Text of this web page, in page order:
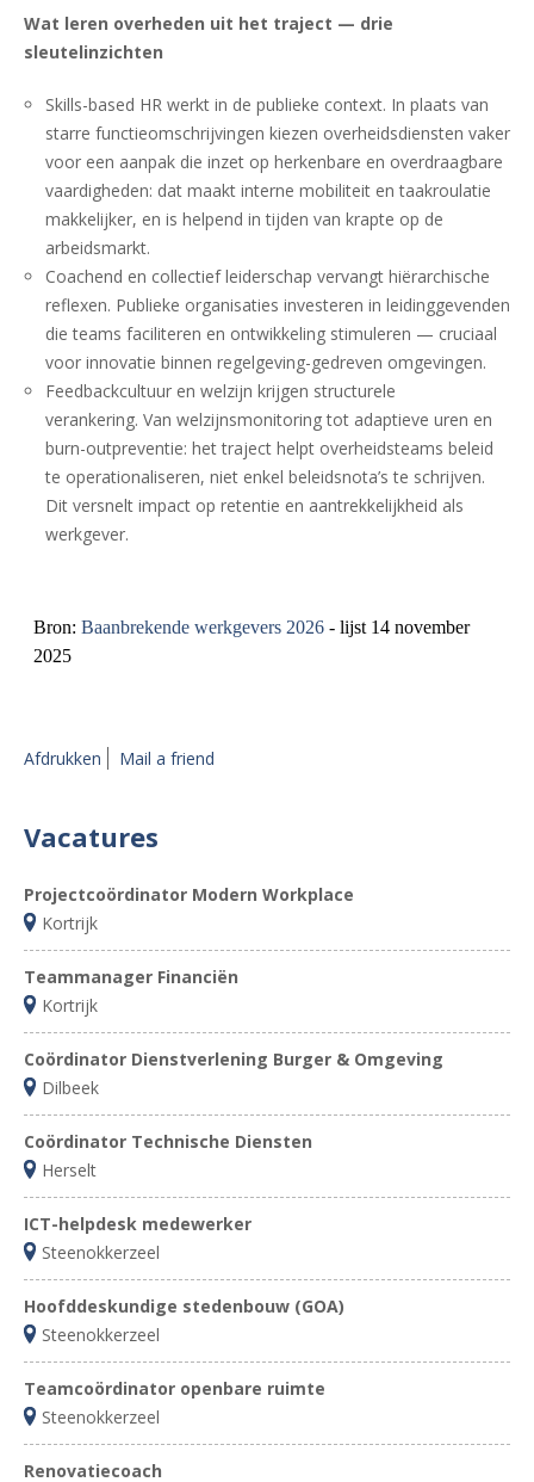
Wat leren overheden uit het traject — drie
sleutelinzichten
Skills-based HR werkt in de publieke context. In plaats van
starre functieomschrijvingen kiezen overheidsdiensten vaker
voor een aanpak die inzet op herkenbare en overdraagbare
vaardigheden: dat maakt interne mobiliteit en taakroulatie
makkelijker, en is helpend in tijden van krapte op de
arbeidsmarkt.
Coachend en collectief leiderschap vervangt hiërarchische
reflexen. Publieke organisaties investeren in leidinggevenden
die teams faciliteren en ontwikkeling stimuleren — cruciaal
voor innovatie binnen regelgeving-gedreven omgevingen.
Feedbackcultuur en welzijn krijgen structurele
verankering. Van welzijnsmonitoring tot adaptieve uren en
burn-outpreventie: het traject helpt overheidsteams beleid
te operationaliseren, niet enkel beleidsnota’s te schrijven.
Dit versnelt impact op retentie en aantrekkelijkheid als
werkgever.
Bron: Baanbrekende werkgevers 2026 - lijst 14 november
2025
Afdrukken Mail a friend
Vacatures
Projectcoördinator Modern Workplace
Kortrijk
Teammanager Financiën
Kortrijk
Coördinator Dienstverlening Burger & Omgeving
Dilbeek
Coördinator Technische Diensten
Herselt
ICT-helpdesk medewerker
Steenokkerzeel
Hoofddeskundige stedenbouw (GOA)
Steenokkerzeel
Teamcoördinator openbare ruimte
Steenokkerzeel
Renovatiecoach